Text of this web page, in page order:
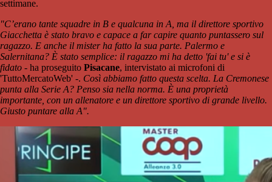
settimane.
"C’erano tante squadre in B e qualcuna in A, ma il direttore sportivo
Giacchetta è stato bravo e capace a far capire quanto puntassero sul
ragazzo. E anche il mister ha fatto la sua parte. Palermo e
Salernitana? È stato semplice: il ragazzo mi ha detto 'fai tu' e si è
fidato - ha proseguito Pisacane, intervistato ai microfoni di
'TuttoMercatoWeb' -. Così abbiamo fatto questa scelta. La Cremonese
punta alla Serie A? Penso sia nella norma. È una proprietà
importante, con un allenatore e un direttore sportivo di grande livello.
Giusto puntare alla A".